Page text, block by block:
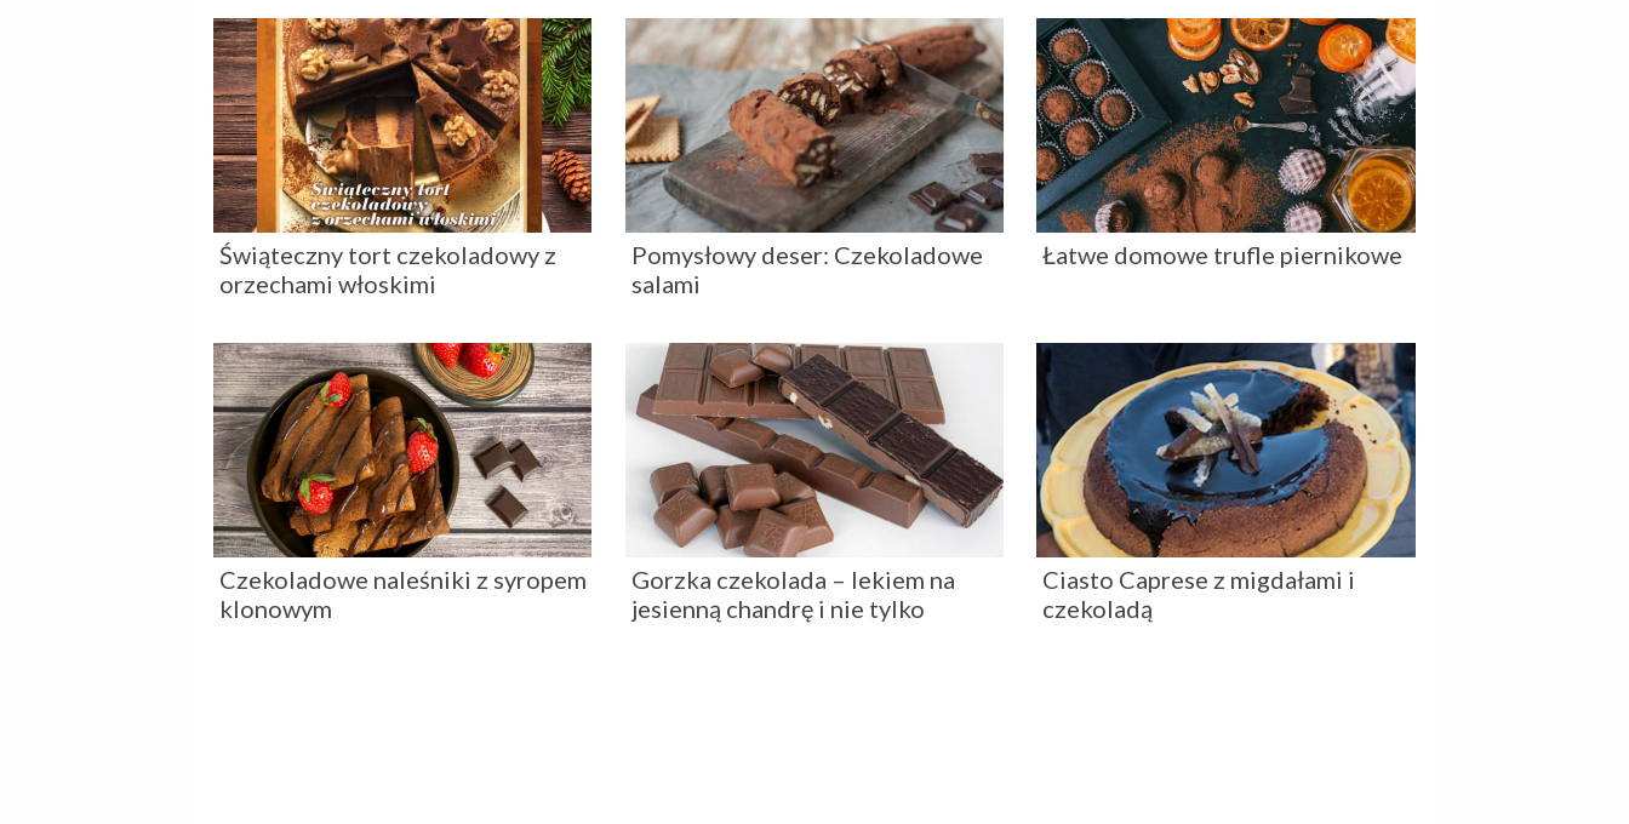
Świąteczny tort czekoladowy z
orzechami włoskimi
Pomysłowy deser: Czekoladowe
salami
Łatwe domowe trufle piernikowe
Czekoladowe naleśniki z syropem
klonowym
Gorzka czekolada – lekiem na
jesienną chandrę i nie tylko
Ciasto Caprese z migdałami i
czekoladą